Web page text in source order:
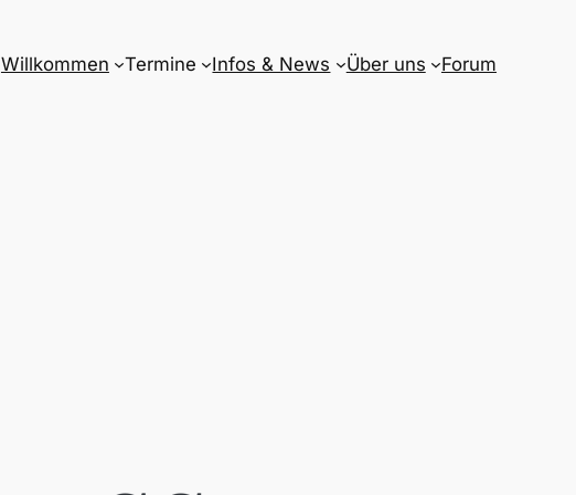
Willkommen Termine Infos & News Über uns Forum